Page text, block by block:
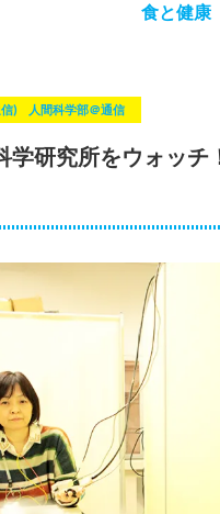
食と健康
) 人間科学部＠通信
研究所をウォッチ